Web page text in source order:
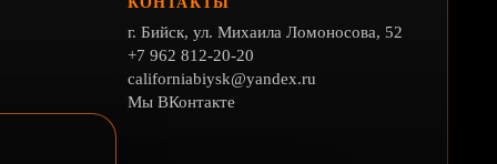
г. Бийск, ул. Михаила Ломоносова, 52
+7 962 812-20-20
californiabiysk@yandex.ru
Мы ВКонтакте